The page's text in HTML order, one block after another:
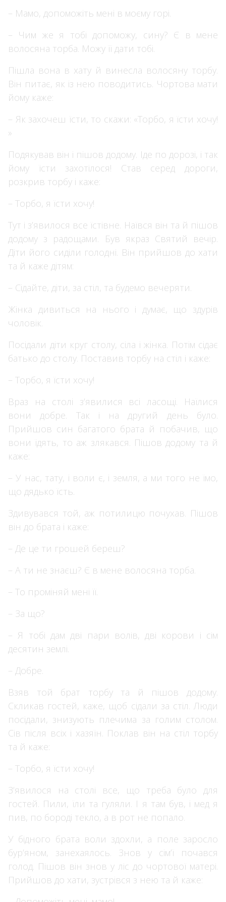
– Мамо, допоможіть мені в моєму горі.
– Чим же я тобі допоможу, сину? Є в мене
волосяна торба. Можу її дати тобі.
Пішла вона в хату й винесла волосяну торбу.
Він питає, як із нею поводитись. Чортова мати
йому каже:
– Як захочеш їсти, то скажи: «Торбо, я їсти хочу!
»
Подякував він і пішов додому. Іде по дорозі, і так
йому їсти захотілося! Став серед дороги,
розкрив торбу і каже:
– Торбо, я їсти хочу!
Тут і з’явилося все їстівне. Наївся він та й пішов
додому з радощами. Був якраз Святий вечір.
Діти його сиділи голодні. Він прийшов до хати
та й каже дітям:
– Сідайте, діти, за стіл, та будемо вечеряти.
Жінка дивиться на нього і думає, що здурів
чоловік.
Посідали діти круг столу, сіла і жінка. Потім сідає
батько до столу. Поставив торбу на стіл і каже:
– Торбо, я їсти хочу!
Враз на столі з’явилися всі ласощі. Наїлися
вони добре. Так і на другий день було.
Прийшов син багатого брата й побачив, що
вони їдять, то аж злякався. Пішов додому та й
каже:
– У нас, тату, і воли є, і земля, а ми того не їмо,
що дядько їсть.
Здивувався той, аж потилицю почухав. Пішов
він до брата і каже:
– Де це ти грошей береш?
– А ти не знаєш? Є в мене волосяна торба.
– То проміняй мені її.
– За що?
– Я тобі дам дві пари волів, дві корови і сім
десятин землі.
– Добре.
Взяв той брат торбу та й пішов додому.
Скликав гостей, каже, щоб сідали за стіл. Люди
посідали, знизують плечима за голим столом.
Сів після всіх і хазяїн. Поклав він на стіл торбу
та й каже:
– Торбо, я їсти хочу!
З’явилося на столі все, що треба було для
гостей. Пили, їли та гуляли. І я там був, і мед я
пив, по бороді текло, а в рот не попало.
У бідного брата воли здохли, а поле заросло
бур’яном, занехаялось. Знов у сім’ї почався
голод. Пішов він знов у ліс до чортової матері.
Прийшов до хати, зустрівся з нею та й каже: